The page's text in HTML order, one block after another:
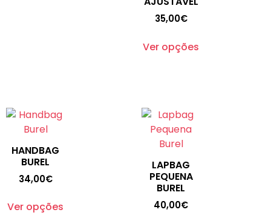
35,00€
Ver opções
HANDBAG
BUREL
34,00€
Ver opções
LAPBAG
PEQUENA
BUREL
40,00€